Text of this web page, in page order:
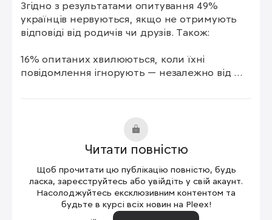
Згідно з результатами опитування 49%
українців нервуються, якщо не отримують
відповіді від родичів чи друзів. Також:
16% опитаних хвилюються, коли їхні
повідомлення ігнорують — незалежно від
відсутність зворотного зв’язку з робочих
Водночас 27% респондентів зовсім не
реагують на непрочитані від них
повідомлення, а 5% зізналися, що досі не
знайомі з відчуттям тривоги через
Читати повністю
Щоб прочитати цю публікацію повністю, будь
ласка, зареєструйтесь або увійдіть у свій акаунт.
Насолоджуйтесь ексклюзивним контентом та
будьте в курсі всіх новин на Pleex!